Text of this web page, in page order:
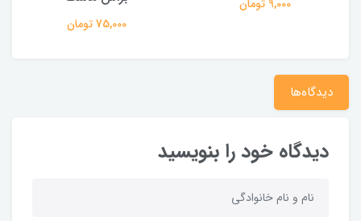
9,000 تومان
75,000 تومان
دیدگاه‌ها
دیدگاه خود را بنویسید